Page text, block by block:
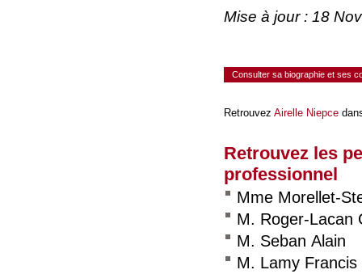
Mise à jour : 18
Consulter sa biographie et ses
Retrouvez Airelle Niepce
Retrouvez les
professionnel
Mme Morellet-
M. Roger-Lacan
M. Seban Alain
M. Lamy Francis